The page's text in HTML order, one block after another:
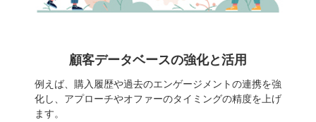
顧客データベースの強化と活用
例えば、購入履歴や過去のエンゲージメントの連携を強
化し、アプローチやオファーのタイミングの精度を上げ
ます。